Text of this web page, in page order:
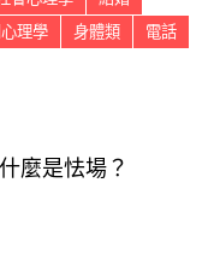
理學 身體類
電話
麼是怯場？